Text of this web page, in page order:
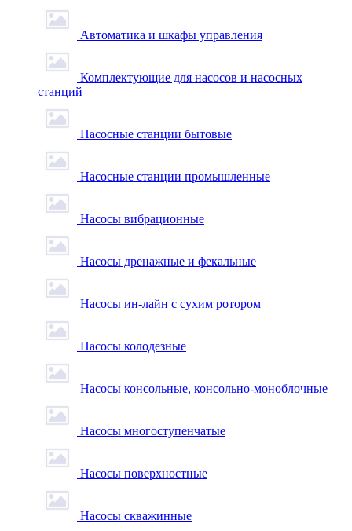
Автоматика и шкафы управления
Комплектующие для насосов и насосных
станций
Насосные станции бытовые
Насосные станции промышленные
Насосы вибрационные
Насосы дренажные и фекальные
Насосы ин-лайн с сухим ротором
Насосы колодезные
Насосы консольные, консольно-моноблочные
Насосы многоступенчатые
Насосы поверхностные
Насосы скважинные